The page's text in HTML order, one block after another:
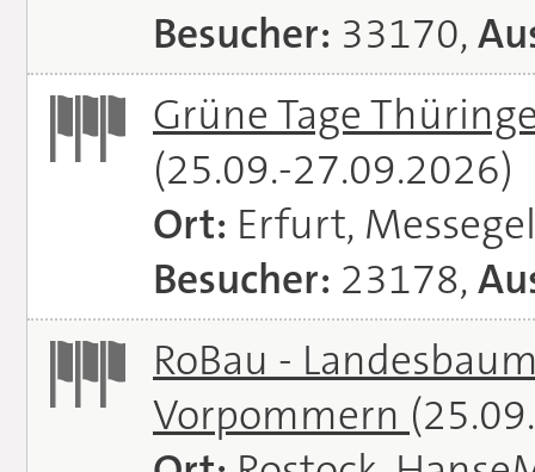
Besucher: 33170,
Grüne Tage
(25.09.-27.09.2026)
Ort: Erfurt,
Besucher: 23178,
RoBau -
Vorpommern